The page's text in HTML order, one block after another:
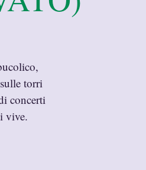
torri
concerti
vive.